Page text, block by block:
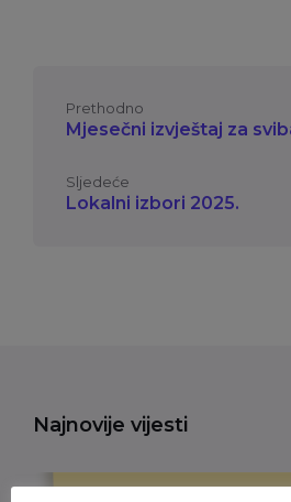
Prethodno
Mjesečni izvještaj za
Sljedeće
Lokalni izbori 2025.
Najnovije vijesti